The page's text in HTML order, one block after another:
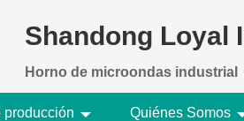
Shandong Loyal
Horno de microondas industrial
producción Quiénes Somos